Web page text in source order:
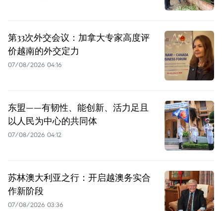
第33次外交会议：加拿大专家高度评
价越南的外交定力
07/08/2026 04:16
东盟——有韧性、能创新、活力足且
以人民为中心的共同体
07/08/2026 04:12
苏林澳大利亚之行：开启越澳务实合
作新阶段
07/08/2026 03:36